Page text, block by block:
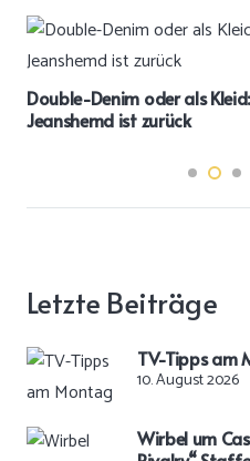
Double-Denim oder als
Jeanshemd ist zurück
Letzte Beiträge
TV-Tipps am
10. August 2026
Wirbel um